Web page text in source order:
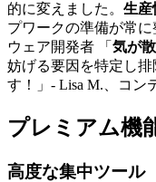
的に変えました。 生産
プワークの準備が常に
ウェア開発者 「 気が
妨げる要因を特定し
す！」- Lisa M.、コン
プレミアム機
高度な集中ツール